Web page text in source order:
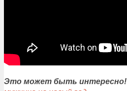
Это может быть интересно!